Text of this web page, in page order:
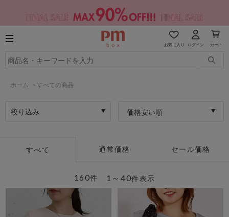
お気に入り ログイン カート
ホーム > すべての商品
絞り込み 価格安い順
すべて 通常価格 セール価格
1～40件表示
160件